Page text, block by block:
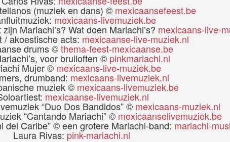
(muziek en dans) © mexicaansefeest.be
mexicaans-livemuziek.be
Mariachi’s? Wat doen Mariachi’s? mexicaans-live-
/ akoestische acts: mexicaanse-live-muziek.nl
drums ©thema-feest-mexicaanse.be
voor bruiloften © pinkmariachi.nl
Mujer © mexicaans-live-muziek.be
drumband: mexicaans-livemuziek.nl
muziek © mexicaans-livemuziek.be
mexicaanse-livemuziek.nl
“Duo Dos Bandidos” © mexicaans-muziek.nl
“Cantando Mariachi” © mexicaanselivemuziek.be
del Caribe” © een grotere Mariachi-band: mariachi-
Laura Rivas: pink-mariachi.nl